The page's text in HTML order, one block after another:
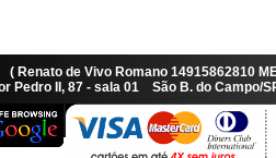
( Renato de Vivo Romano
Pedro II, 87 - sala 01 São B. do